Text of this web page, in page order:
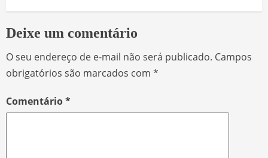
Deixe um comentário
O seu endereço de e-mail não será publicado. Campos
obrigatórios são marcados com *
Comentário*